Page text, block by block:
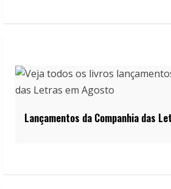
Lançamentos da Companhia das